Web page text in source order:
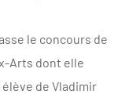
le concours de
Arts dont elle
de Vladimir